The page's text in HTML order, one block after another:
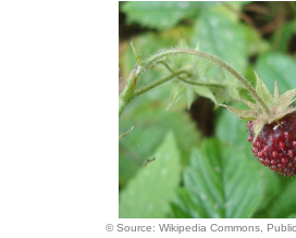
© Source: Wikipedia Commons,